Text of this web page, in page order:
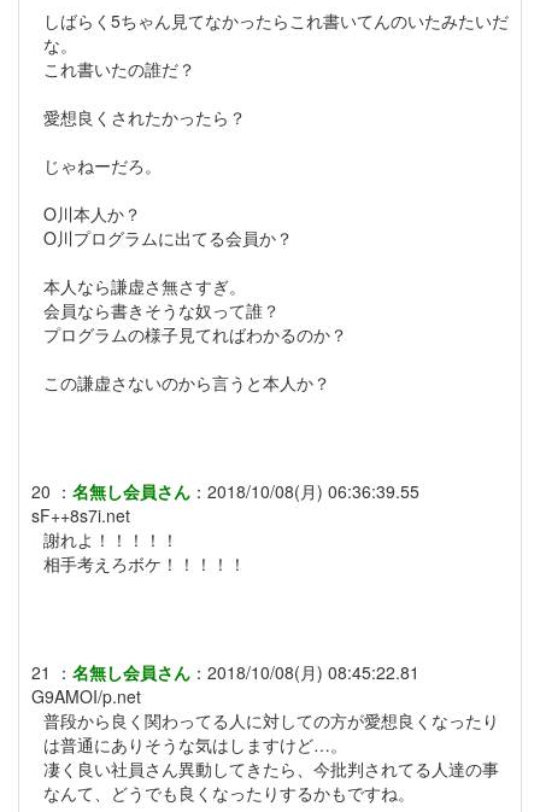
しばらく5ちゃん見てなかったらこれ書いてんのいたみたいだ
な。
これ書いたの誰だ？
愛想良くされたかったら？
じゃねーだろ。
O川本人か？
O川プログラムに出てる会員か？
本人なら謙虚さ無さすぎ。
会員なら書きそうな奴って誰？
プログラムの様子見てればわかるのか？
この謙虚さないのから言うと本人か？
20 ： 名無し会員さん ： 2018/10/08(月) 06:36:39.55
sF++8s7i.net
謝れよ！！！！！
相手考えろボケ！！！！！
21 ： 名無し会員さん ： 2018/10/08(月) 08:45:22.81
G9AMOI/p.net
普段から良く関わってる人に対しての方が愛想良くなったり
は普通にありそうな気はしますけど…。
凄く良い社員さん異動してきたら、今批判されてる人達の事
なんて、どうでも良くなったりするかもですね。